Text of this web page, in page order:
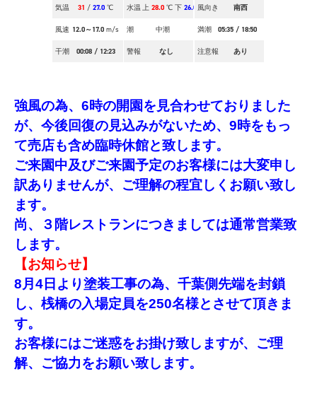
気温 31 / 27.0 ℃ 水温 上 28.0 ℃ 下 26.0℃
風向き 南西
風速 12.0～17.0 m/s 潮 中潮 満潮 05:35 / 18:50
干潮 00:08 / 12:23 警報 なし 注意報 あり
強風の為、6時の開園を見合わせておりました
が、今後回復の見込みがないため、9時をもっ
て売店も含め臨時休館と致します。
ご来園中及びご来園予定のお客様には大変申し
訳ありませんが、ご理解の程宜しくお願い致し
ます。
尚、３階レストランにつきましては通常営業致
します。
【お知らせ】
8月4日より塗装工事の為、千葉側先端を封鎖
し、 桟橋の入場定員を250名様とさせて頂きま
す。
お客様にはご迷惑をお掛け致しますが、ご理
解、ご協力をお願い致します。